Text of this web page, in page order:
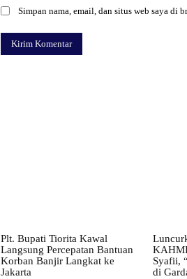
Simpan nama, email, dan situs web saya di
Plt. Bupati Tiorita Kawal
Langsung Percepatan Bantuan
Korban Banjir Langkat ke
Jakarta
Syafii,
di